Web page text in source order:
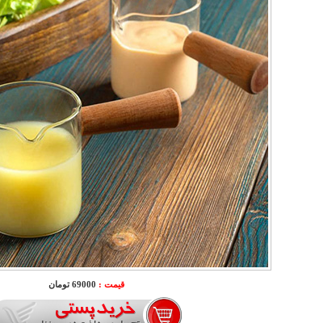
قیمت : 69000 تومان